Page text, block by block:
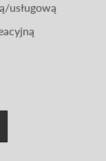
usługową